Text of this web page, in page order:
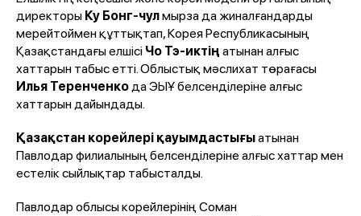
директоры Ку Бонг-чулмырза да жиналғандарды
мерейтоймен құттықтап, Корея Республикасының
Қазақстандағы елшісі Чо Тэ-иктің атынан алғыс
хаттарын табыс етті. Облыстық мәслихат төрағасы
Илья Теренченкода ЭЫҰ белсенділеріне алғыс
хаттарын дайындады.
Қазақстан корейлері қауымдастығыатынан
Павлодар филиалының белсенділеріне алғыс хаттар мен
естелік сыйлықтар табысталды.
Павлодар облысы корейлерінің Соман